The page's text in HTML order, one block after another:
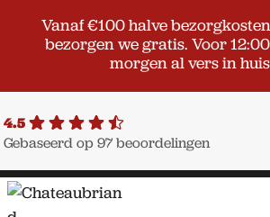
Vanaf €100 halve
bezorgen we gratis. Voor
morgen al vers in
4.5
Gebaseerd op 97 beoordelingen
Ga
door
Ga
naar